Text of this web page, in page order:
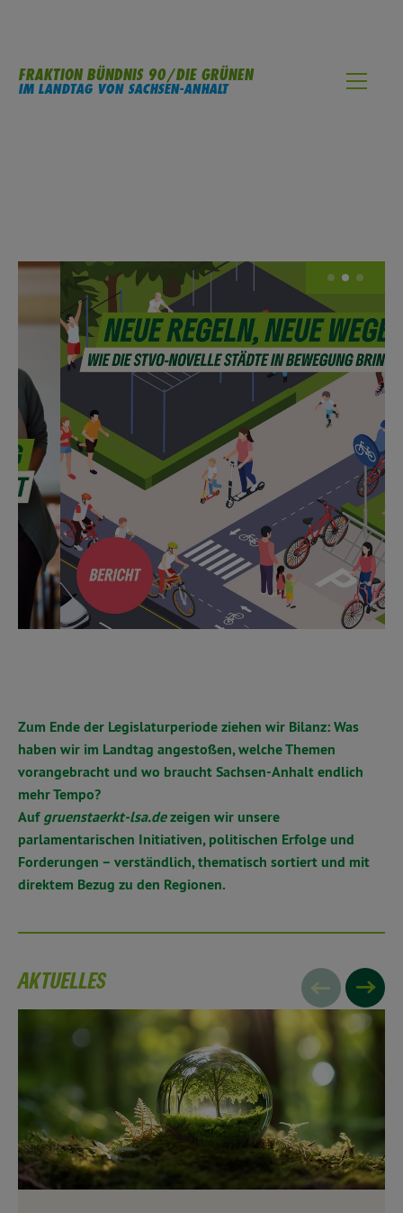
FRAKTION BÜNDNIS 90/DIE GRÜNEN
IM LANDTAG VON SACHSEN-ANHALT
Zum Ende der Legislaturperiode ziehen wir Bilanz: Was
haben wir im Landtag angestoßen, welche Themen
vorangebracht und wo braucht Sachsen-Anhalt endlich
mehr Tempo?
Aufgruenstaerkt-lsa.dezeigen wir unsere
parlamentarischen Initiativen, politischen Erfolge und
Forderungen – verständlich, thematisch sortiert und mit
direktem Bezug zu den Regionen.
AKTUELLES